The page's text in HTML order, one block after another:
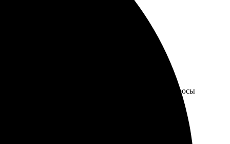
с оператором была оперативной, все вопросы